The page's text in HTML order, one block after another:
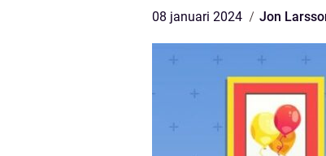
08 januari 2024 Jon